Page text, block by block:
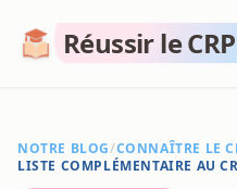
Réussir le
NOTRE BLOG/CONNAÎTRE LE
LISTE COMPLÉMENTAIRE AU